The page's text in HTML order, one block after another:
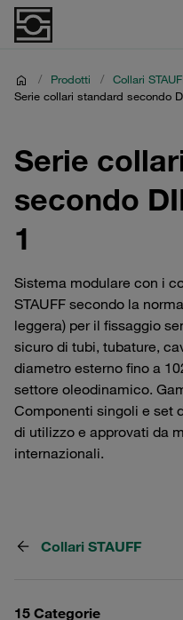
/ Prodotti / Collari
Serie collari standard secondo
Serie
secondo
1
Sistema modulare con i
STAUFF secondo la
leggera) per il fissaggio
sicuro di tubi, tubature,
diametro esterno fino a
settore oleodinamico.
Componenti singoli e set
di utilizzo e approvati da
internazionali.
Collari STAUFF
15 Categorie